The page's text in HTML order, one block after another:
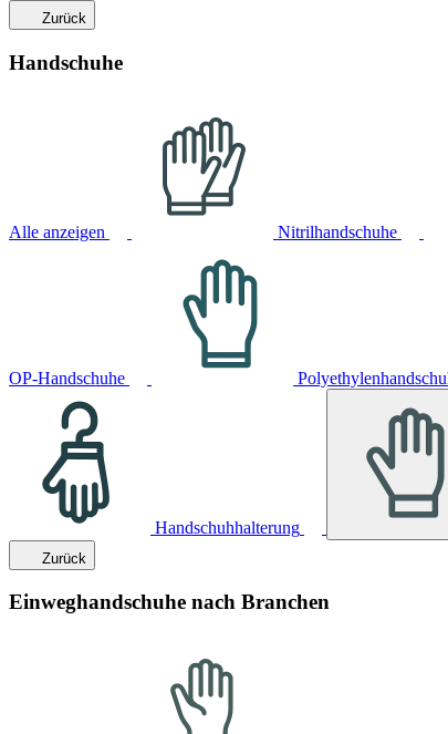
Zurück
Handschuhe
Alle anzeigen Nitrilhandschuhe
OP-Handschuhe
Handschuhhalterung
Zurück
Einweghandschuhe nach Branchen